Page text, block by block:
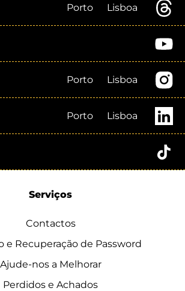
Porto Lisboa
Porto Lisboa
Porto Lisboa
Serviços
Contactos
e Recuperação de Password
Ajude-nos a Melhorar
Perdidos e Achados